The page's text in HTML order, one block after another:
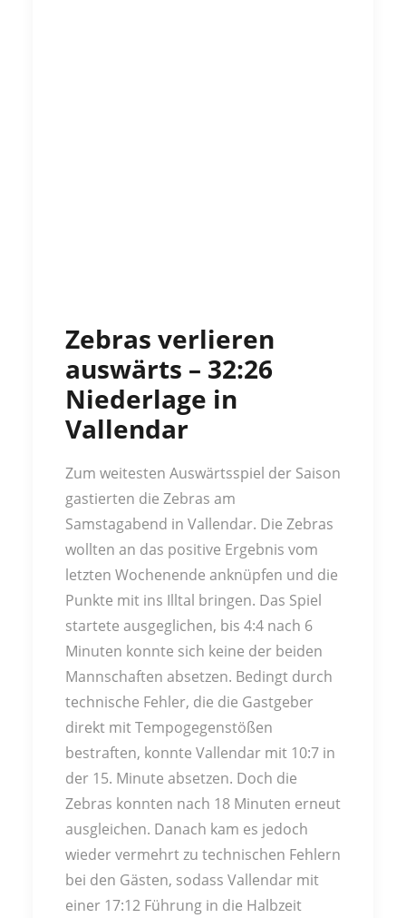
Zebras verlieren
auswärts – 32:26
Niederlage in
Vallendar
Zum weitesten Auswärtsspiel der Saison
gastierten die Zebras am
Samstagabend in Vallendar. Die Zebras
wollten an das positive Ergebnis vom
letzten Wochenende anknüpfen und die
Punkte mit ins Illtal bringen. Das Spiel
startete ausgeglichen, bis 4:4 nach 6
Minuten konnte sich keine der beiden
Mannschaften absetzen. Bedingt durch
technische Fehler, die die Gastgeber
direkt mit Tempogegenstößen
bestraften, konnte Vallendar mit 10:7 in
der 15. Minute absetzen. Doch die
Zebras konnten nach 18 Minuten erneut
ausgleichen. Danach kam es jedoch
wieder vermehrt zu technischen Fehlern
bei den Gästen, sodass Vallendar mit
einer 17:12 Führung in die Halbzeit